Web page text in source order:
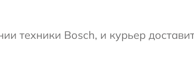
техники Bosch, и курьер